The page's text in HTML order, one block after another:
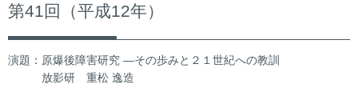
第41回（平成12年）
演題：原爆後障害研究 ―その歩みと２１世紀への教訓
放影研 重松 逸造